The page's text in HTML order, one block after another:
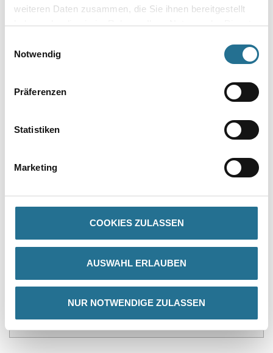
weiteren Daten zusammen, die Sie ihnen bereitgestellt
haben oder die sie im Rahmen Ihrer Nutzung der Dienste
Notwendig
Präferenzen
Statistiken
Marketing
COOKIES ZULASSEN
AUSWAHL ERLAUBEN
NUR NOTWENDIGE ZULASSEN
Arbeitstemperatur: 5 - 30 °C
GEFAHRENHINWEISE
SPEZIFIKATIONEN